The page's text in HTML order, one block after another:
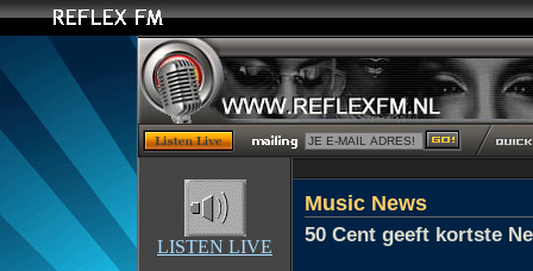
LISTEN LIVE
Music News
50 Cent geeft kortste